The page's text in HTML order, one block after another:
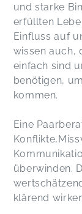
und starke
erfüllten
Einfluss auf
wissen auch,
einfach sind
benötigen,
kommen.
Eine
überwinden.
klärend